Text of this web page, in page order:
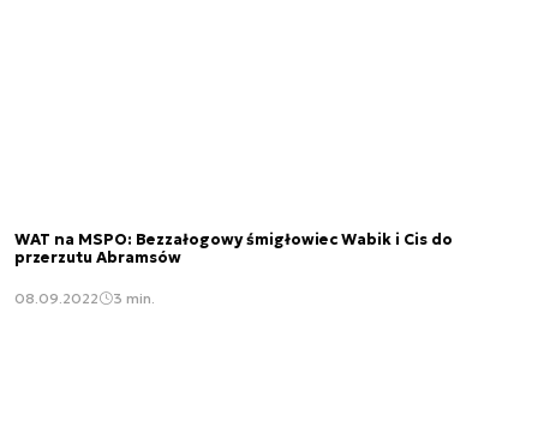
WAT na MSPO: Bezzałogowy śmigłowiec Wabik i Cis do
przerzutu Abramsów
08.09.2022 3 min.